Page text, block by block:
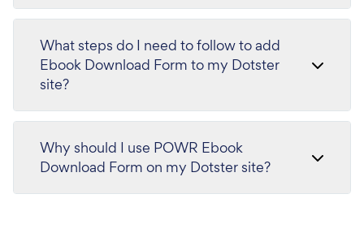
What steps do I need to follow to add
Ebook Download Form to my Dotster
site?
Why should I use POWR Ebook
Download Form on my Dotster site?